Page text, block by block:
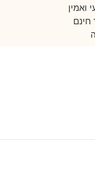
ואמין
חינם